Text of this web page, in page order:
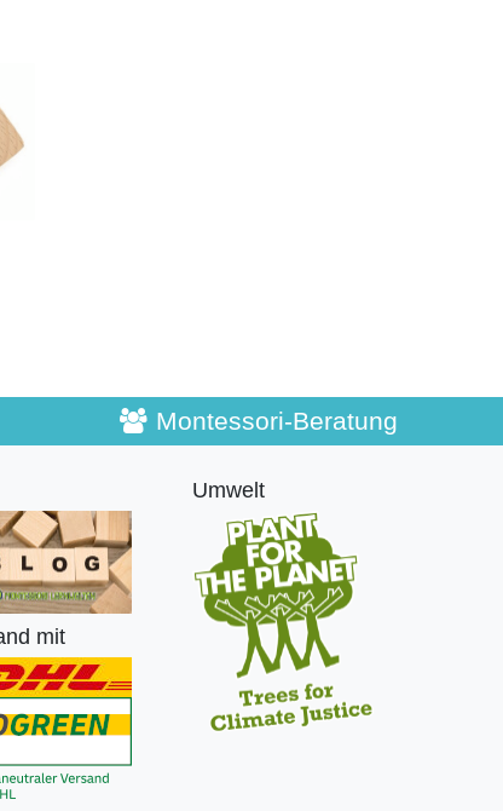
Montessori-Beratung
mit
Umwelt